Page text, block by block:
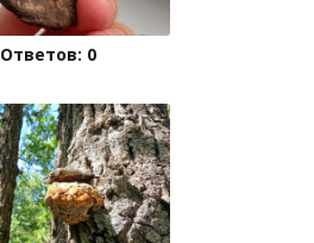
Ответов: 0